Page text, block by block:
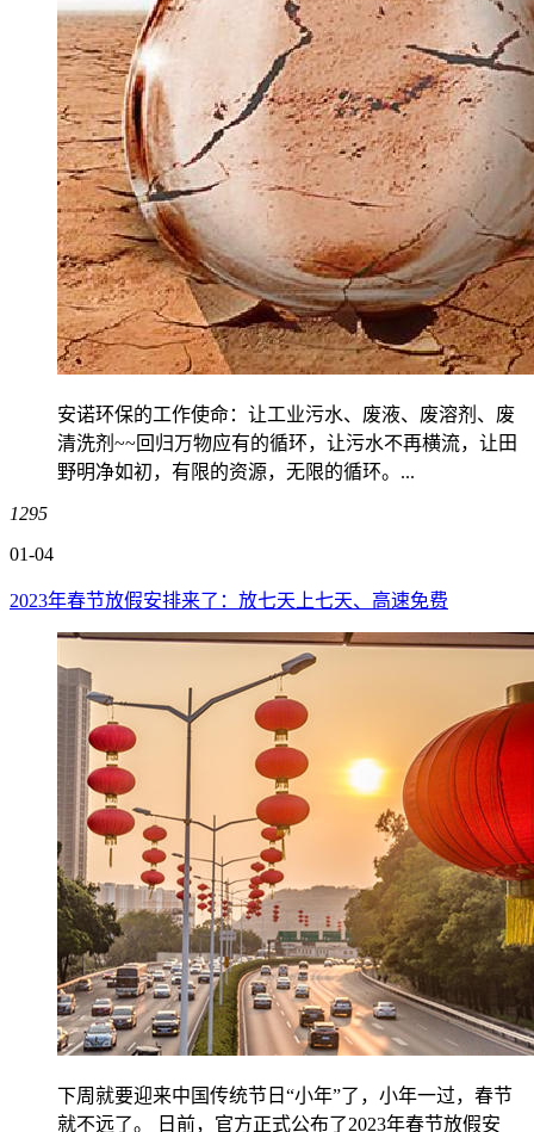
安诺环保的工作使命：让工业污水、废液、废溶剂、废
清洗剂~~回归万物应有的循环，让污水不再横流，让田
野明净如初，有限的资源，无限的循环。...
1295
01-04
2023年春节放假安排来了：放七天上七天、高速免费
下周就要迎来中国传统节日“小年”了，小年一过，春节
就不远了。 日前，官方正式公布了2023年春节放假安